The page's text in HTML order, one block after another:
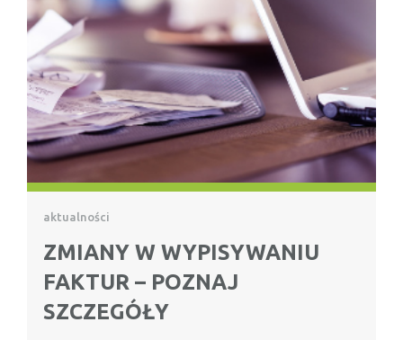
aktualności
ZMIANY W WYPISYWANIU
FAKTUR – POZNAJ
SZCZEGÓŁY